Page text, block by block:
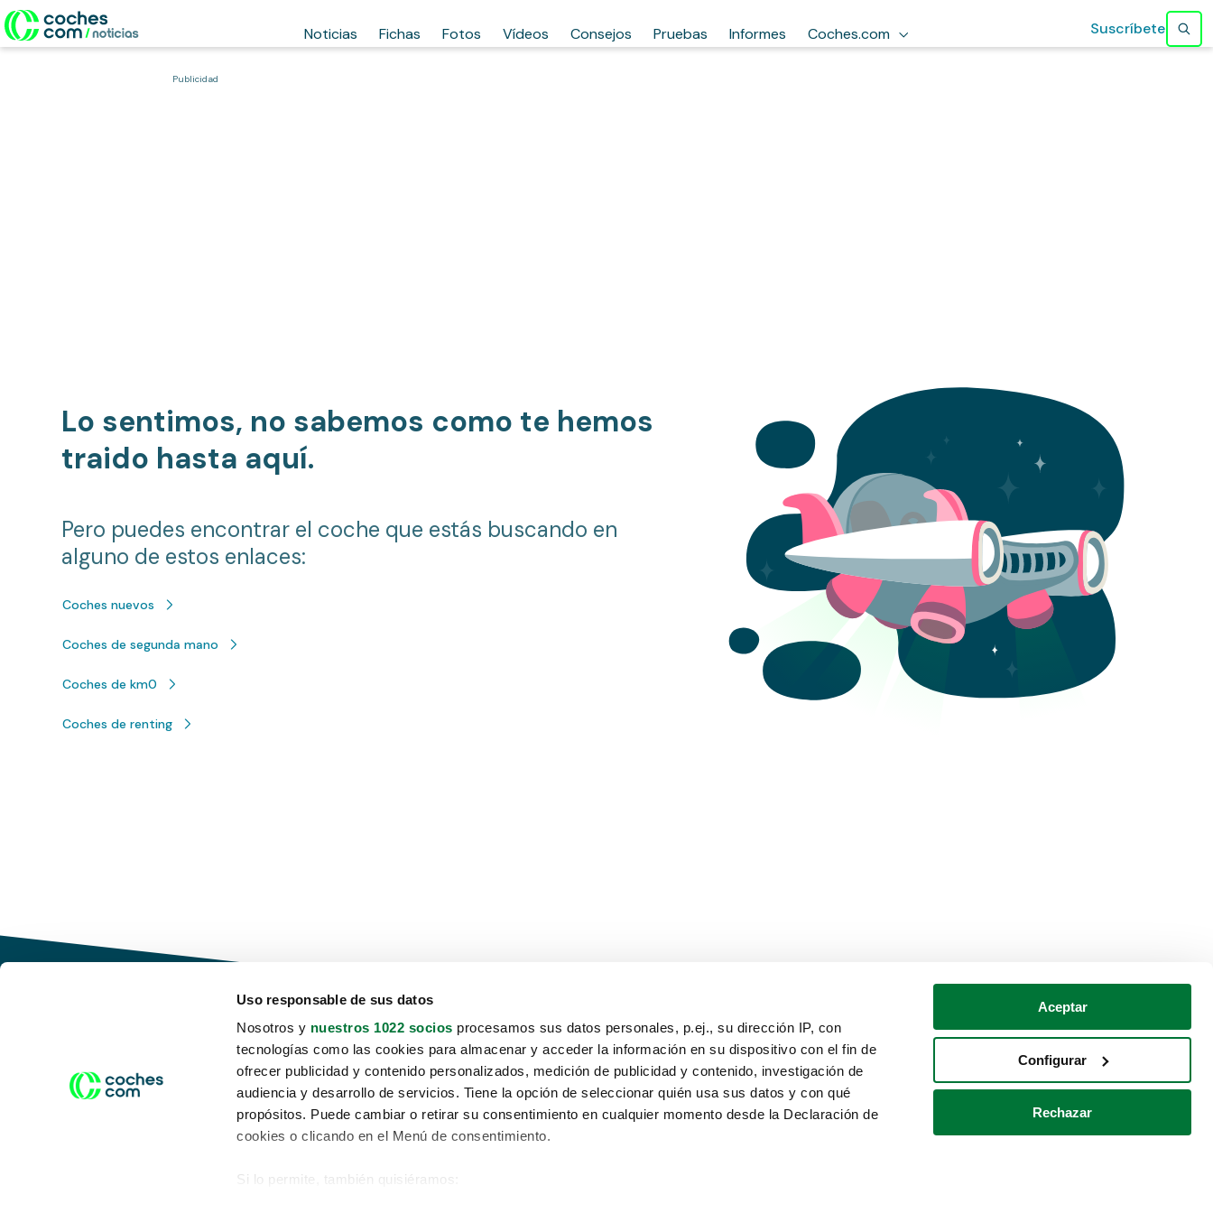
Uso responsable de sus datos
Nosotros y nuestros 1022 socios procesamos sus datos personales, p.ej., su dirección IP, con
tecnologías como las cookies para almacenar y acceder la información en su dispositivo con el fin de
ofrecer publicidad y contenido personalizados, medición de publicidad y contenido, investigación de
audiencia y desarrollo de servicios. Tiene la opción de seleccionar quién usa sus datos y con qué
propósitos. Puede cambiar o retirar su consentimiento en cualquier momento desde la Declaración de
cookies o clicando en el Menú de consentimiento.
Si lo permite, también quisiéramos:
Aceptar
Configurar
Rechazar
Noticias Fichas Fotos Vídeos Consejos Pruebas Informes Coches.com Suscríbete
Publicidad
Lo sentimos, no sabemos como te hemos
traido hasta aquí.
Pero puedes encontrar el coche que estás buscando en
alguno de estos enlaces:
Coches nuevos
Coches de segunda mano
Coches de km0
Coches de renting
Conduce tu futuro,
desata tu movilidad